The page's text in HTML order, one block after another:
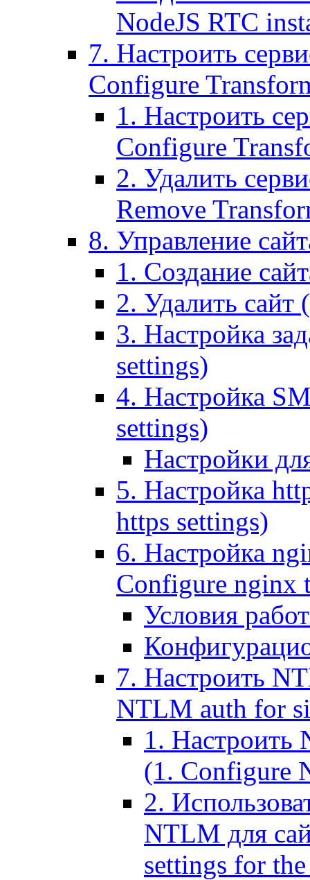
NodeJS RTC
7. Настроить
Configure
1. Настроить
Configure
2. Удалить
Remove
8. Управление
1. Создание
2. Удалить сайт
3. Настройка
settings)
4. Настройка
settings)
Настройки
5. Настройка
https settings)
6. Настройка
Configure nginx
Условия
7. Настроить
NTLM auth for
1. Настроить
(1. Configure
2.
NTLM для
settings for